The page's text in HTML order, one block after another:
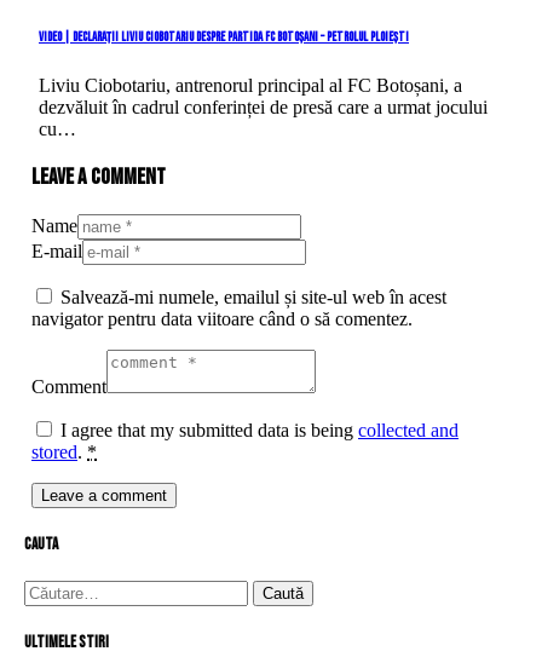
VIDEO | Declarații Liviu Ciobotariu despre partida FC Botoșani – Petrolul Ploiești
Liviu Ciobotariu, antrenorul principal al FC Botoșani, a
dezvăluit în cadrul conferinței de presă care a urmat jocului
cu…
Leave a comment
Name
E-mail
Salvează-mi numele, emailul și site-ul web în acest
navigator pentru data viitoare când o să comentez.
Comment
I agree that my submitted data is being collected and
stored. *
cauta
Caută
după:
Ultimele stiri